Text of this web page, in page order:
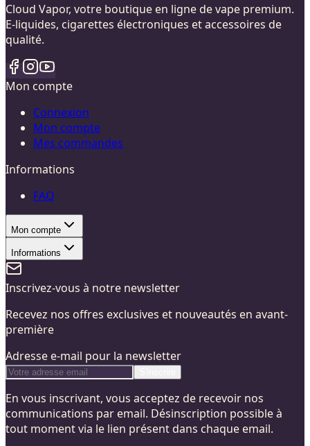
Cloud Vapor, votre boutique en ligne de vape premium.
E-liquides, cigarettes électroniques et accessoires de
qualité.
Mon compte
Connexion
Mon compte
Mes commandes
Informations
FAQ
Mon compte
Informations
Inscrivez-vous à notre newsletter
Recevez nos offres exclusives et nouveautés en avant-
première
Adresse e-mail pour la newsletter
En vous inscrivant, vous acceptez de recevoir nos
communications par email. Désinscription possible à
tout moment via le lien présent dans chaque email.